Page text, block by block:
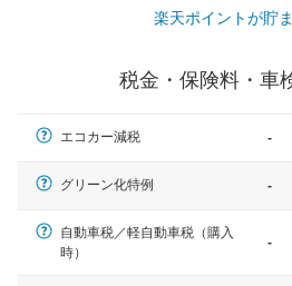
一般的な車体のサ
楽天ポイントが貯
税金・保険料・車
エコカー減税 -
グリーン化特例 -
自動車税／軽自動車税（購入
時）
-